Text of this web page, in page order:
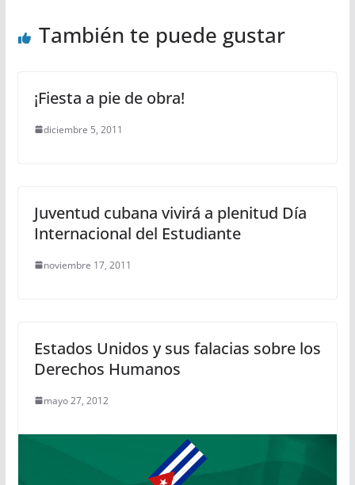
También te puede gustar
¡Fiesta a pie de obra!
diciembre 5, 2011
Juventud cubana vivirá a plenitud Día
Internacional del Estudiante
noviembre 17, 2011
Estados Unidos y sus falacias sobre los
Derechos Humanos
mayo 27, 2012